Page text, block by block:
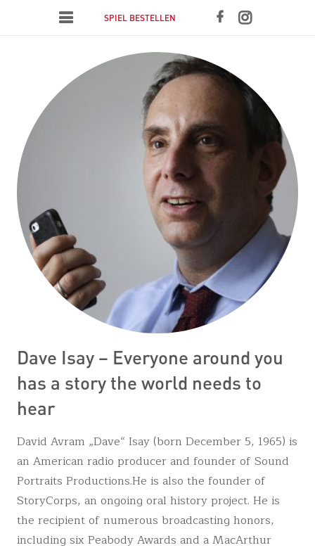
ICH DU WIR
Impressum
SPIEL BESTELLEN
Dave Isay – Everyone around you
has a story the world needs to
hear
David Avram „Dave“ Isay (born December 5, 1965) is
an American radio producer and founder of Sound
Portraits Productions.He is also the founder of
StoryCorps, an ongoing oral history project. He is
the recipient of numerous broadcasting honors,
including six Peabody Awards and a MacArthur